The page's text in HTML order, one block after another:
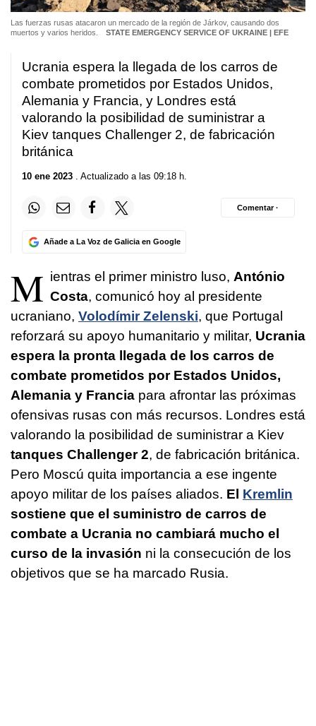
Las fuerzas rusas atacaron un mercado de la región de Járkov, causando dos
muertos y varios heridos.
STATE EMERGENCY SERVICE OF UKRAINE | EFE
Ucrania espera la llegada de los carros de
combate prometidos por Estados Unidos,
Alemania y Francia, y Londres está
valorando la posibilidad de suministrar a
Kiev tanques Challenger 2, de fabricación
británica
10 ene 2023 . Actualizado a las 09:18 h.
Añade a La Voz de Galicia en Google
Comentar ·
M ientras el primer ministro luso, António
Costa, comunicó hoy al presidente
ucraniano, Volodímir Zelenski, que Portugal
reforzará su apoyo humanitario y militar, Ucrania
espera la pronta llegada de los carros de
combate prometidos por Estados Unidos,
Alemania y Francia para afrontar las próximas
ofensivas rusas con más recursos. Londres está
valorando la posibilidad de suministrar a Kiev
tanques Challenger 2, de fabricación británica.
Pero Moscú quita importancia a ese ingente
apoyo militar de los países aliados. El Kremlin
sostiene que el suministro de carros de
combate a Ucrania no cambiará mucho el
curso de la invasión ni la consecución de los
objetivos que se ha marcado Rusia.